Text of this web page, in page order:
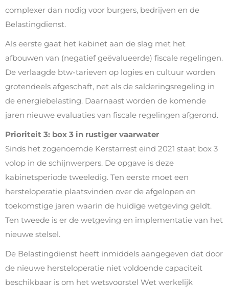
complexer dan nodig voor burgers, bedrijven en de
Belastingdienst.
Als eerste gaat het kabinet aan de slag met het
afbouwen van (negatief geëvalueerde) fiscale regelingen.
De verlaagde btw-tarieven op logies en cultuur worden
grotendeels afgeschaft, net als de salderingsregeling in
de energiebelasting. Daarnaast worden de komende
jaren nieuwe evaluaties van fiscale regelingen afgerond.
Prioriteit 3: box 3 in rustiger vaarwater
Sinds het zogenoemde Kerstarrest eind 2021 staat box 3
volop in de schijnwerpers. De opgave is deze
kabinetsperiode tweeledig. Ten eerste moet een
hersteloperatie plaatsvinden over de afgelopen en
toekomstige jaren waarin de huidige wetgeving geldt.
Ten tweede is er de wetgeving en implementatie van het
nieuwe stelsel.
De Belastingdienst heeft inmiddels aangegeven dat door
de nieuwe hersteloperatie niet voldoende capaciteit
beschikbaar is om het wetsvoorstel Wet werkelijk